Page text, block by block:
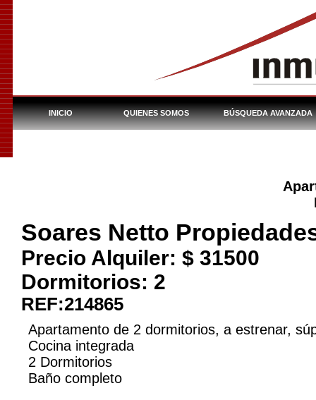
INICIO QUIENES SOMOS BÚSQUEDA AVANZADA
Soares Netto
Precio Alquiler: $ 31500
Dormitorios: 2
REF:214865
Apartamento de 2 dormitorios, a estrenar,
Cocina integrada
2 Dormitorios
Baño completo